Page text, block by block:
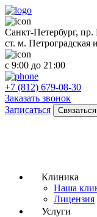
Санкт-Петербург,
ст. м. Петроградская
с 9:00 до 21:00
+7 (812) 679-08-30
Заказать звонок
Записаться
Связаться
Клиника
Наша
Лицензия
Услуги